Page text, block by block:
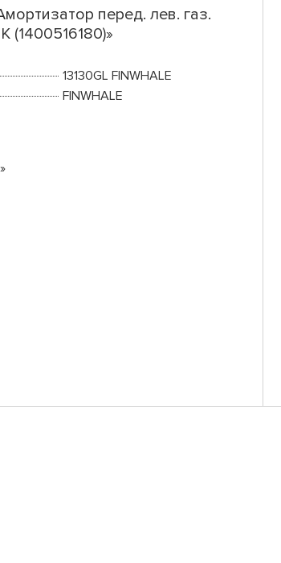
перед. лев. газ.
(1400516180)»
13130GL FINWHALE
FINWHALE